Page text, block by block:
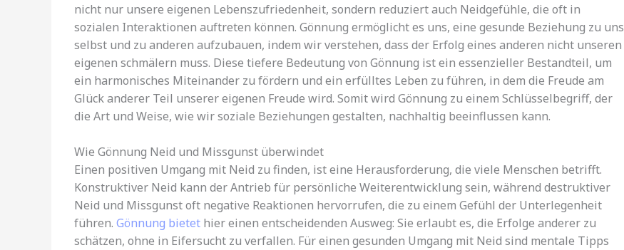
nicht nur unsere eigenen Lebenszufriedenheit, sondern reduziert auch Neidgefühle, die oft in
sozialen Interaktionen auftreten können. Gönnung ermöglicht es uns, eine gesunde Beziehung zu uns
selbst und zu anderen aufzubauen, indem wir verstehen, dass der Erfolg eines anderen nicht unseren
eigenen schmälern muss. Diese tiefere Bedeutung von Gönnung ist ein essenzieller Bestandteil, um
ein harmonisches Miteinander zu fördern und ein erfülltes Leben zu führen, in dem die Freude am
Glück anderer Teil unserer eigenen Freude wird. Somit wird Gönnung zu einem Schlüsselbegriff, der
die Art und Weise, wie wir soziale Beziehungen gestalten, nachhaltig beeinflussen kann.
Wie Gönnung Neid und Missgunst überwindet
Einen positiven Umgang mit Neid zu finden, ist eine Herausforderung, die viele Menschen betrifft.
Konstruktiver Neid kann der Antrieb für persönliche Weiterentwicklung sein, während destruktiver
Neid und Missgunst oft negative Reaktionen hervorrufen, die zu einem Gefühl der Unterlegenheit
führen. Gönnung bietet hier einen entscheidenden Ausweg: Sie erlaubt es, die Erfolge anderer zu
schätzen, ohne in Eifersucht zu verfallen. Für einen gesunden Umgang mit Neid sind mentale Tipps